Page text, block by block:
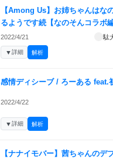
【Among Us】お姉ちゃんはな
るようです続【なのそんコラボ編
2022/4/21
▼詳細 解析
感情ディシーブ / ろーある feat.
2022/4/22
▼詳細 解析
【ナナイモバー】茜ちゃんのデ